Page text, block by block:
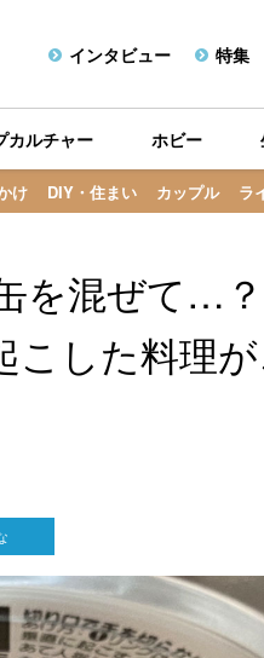
インタビュー 特集
け DIY・住まい カップル ラ
カルチャー ホビー
を混ぜて…
こした料理